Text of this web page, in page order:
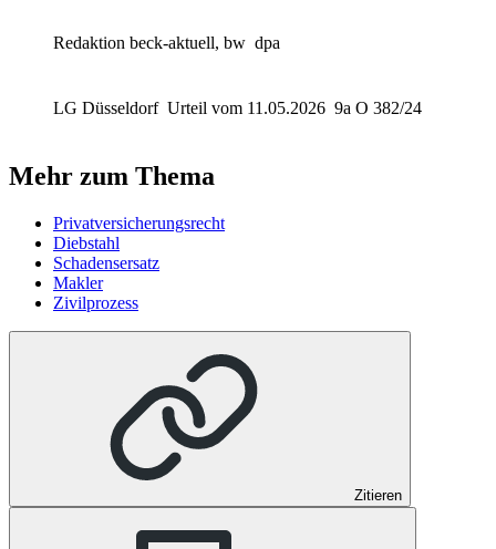
Redaktion beck-aktuell, bw dpa
LG Düsseldorf Urteil vom 11.05.2026 9a O 382/24
Mehr zum Thema
Privatversicherungsrecht
Diebstahl
Schadensersatz
Makler
Zivilprozess
Zitieren